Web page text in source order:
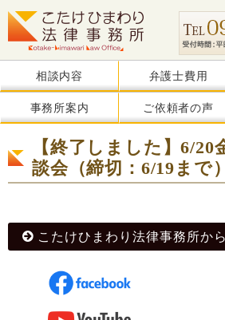
相談内容 弁護士費用
事務所案内 ご依頼者の声
【終了しました】6/
談会（締切：6/19まで）
こたけひまわり法律事務所か